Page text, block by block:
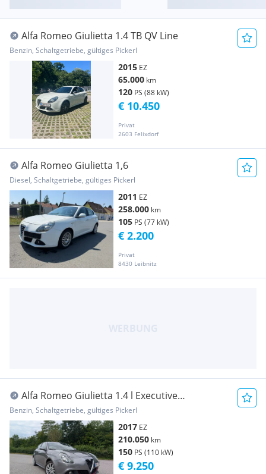
Alfa Romeo Giulietta 1.4 TB QV Line
Benzin, Schaltgetriebe, gültiges Pickerl
2015 EZ
65.000 km
120 PS (88 kW)
Privat
2603 Felixdorf
€ 10.450
Alfa Romeo Giulietta 1,6
Diesel, Schaltgetriebe, gültiges Pickerl
2011 EZ
258.000 km
105 PS (77 kW)
Privat
8430 Leibnitz
€ 2.200
Alfa Romeo Giulietta 1.4 l Executive
Ausstattung
Benzin, Schaltgetriebe, gültiges Pickerl
2017 EZ
210.050 km
150 PS (110 kW)
€ 9.250